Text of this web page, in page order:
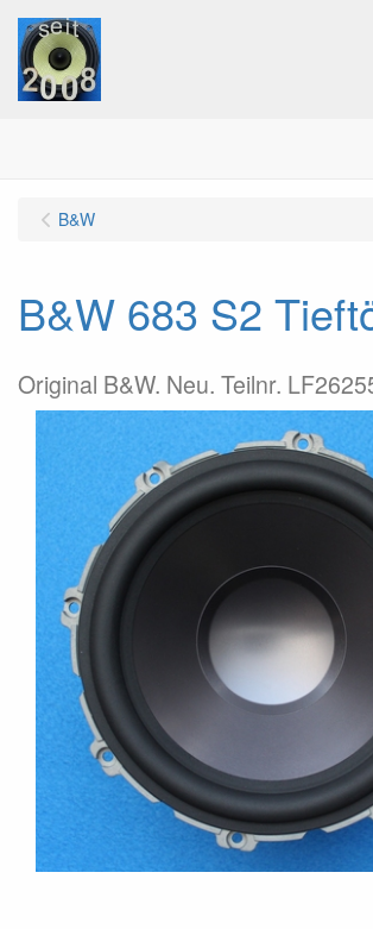
B&W
B&W 683 S2
Original B&W. Neu. Teilnr.